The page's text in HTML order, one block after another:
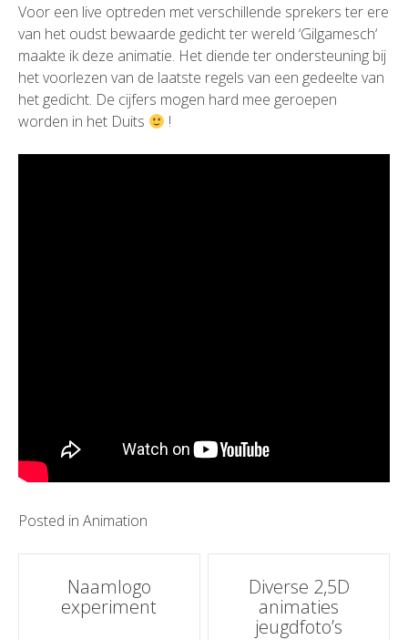
Voor een live optreden met verschillende sprekers ter ere
van het oudst bewaarde gedicht ter wereld ‘Gilgamesch‘
maakte ik deze animatie. Het diende ter ondersteuning bij
het voorlezen van de laatste regels van een gedeelte van
het gedicht. De cijfers mogen hard mee geroepen
worden in het Duits
!
Posted in Animation
Post
navigation
Naamlogo
experiment
Diverse 2,5D
animaties
jeugdfoto’s